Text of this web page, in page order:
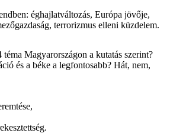
éghajlatváltozás, Európa jövője,
terrorizmus elleni küzdelem.
Magyarországon a kutatás szerint?
és a béke a legfontosabb? Hát, nem,